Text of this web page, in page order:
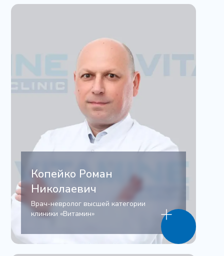
Копейко Роман
Николаевич
Врач-невролог высшей категории
клиники «Витамин»